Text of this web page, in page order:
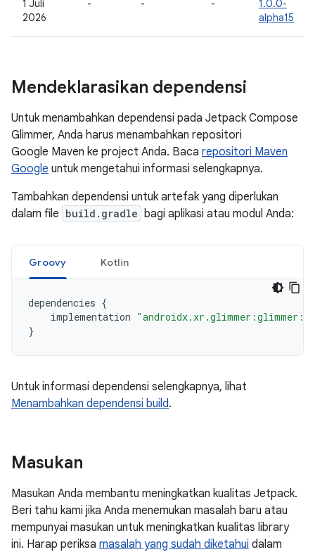
1 Juli
2026
- - -
1.0.0-
alpha15
Mendeklarasikan dependensi
Untuk menambahkan dependensi pada Jetpack Compose
Glimmer, Anda harus menambahkan repositori
Google Maven ke project Anda. Baca repositori Maven
Google untuk mengetahui informasi selengkapnya.
Tambahkan dependensi untuk artefak yang diperlukan
dalam file build.gradle bagi aplikasi atau modul Anda:
Groovy Kotlin
dependencies {
implementation
}
Untuk informasi dependensi selengkapnya, lihat
Menambahkan dependensi build.
Masukan
Masukan Anda membantu meningkatkan kualitas Jetpack.
Beri tahu kami jika Anda menemukan masalah baru atau
mempunyai masukan untuk meningkatkan kualitas library
ini. Harap periksa masalah yang sudah diketahui dalam